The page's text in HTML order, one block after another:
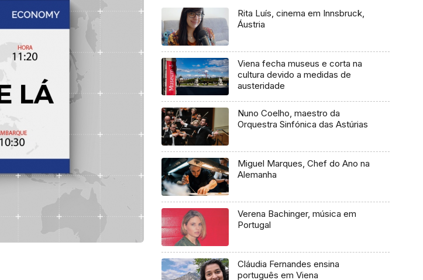
Rita Luís, cinema em Innsbruck,
Áustria
Viena fecha museus e corta na
cultura devido a medidas de
austeridade
Nuno Coelho, maestro da
Orquestra Sinfónica das Astúrias
Miguel Marques, Chef do Ano na
Alemanha
Verena Bachinger, música em
Portugal
Cláudia Fernandes ensina
português em Viena